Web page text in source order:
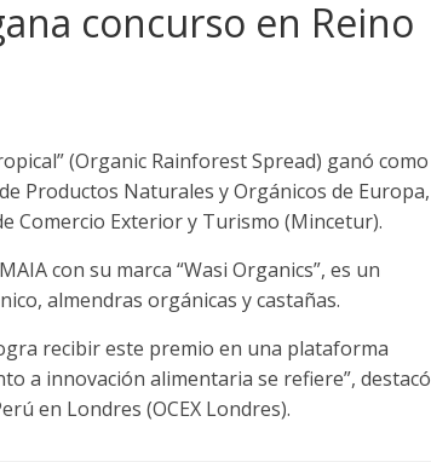
concurso en Reino
(Organic Rainforest Spread) ganó como
Productos Naturales y Orgánicos de Europa,
Comercio Exterior y Turismo (Mincetur).
con su marca “Wasi Organics”, es un
almendras orgánicas y castañas.
recibir este premio en una plataforma
a innovación alimentaria se refiere”, destacó
en Londres (OCEX Londres).